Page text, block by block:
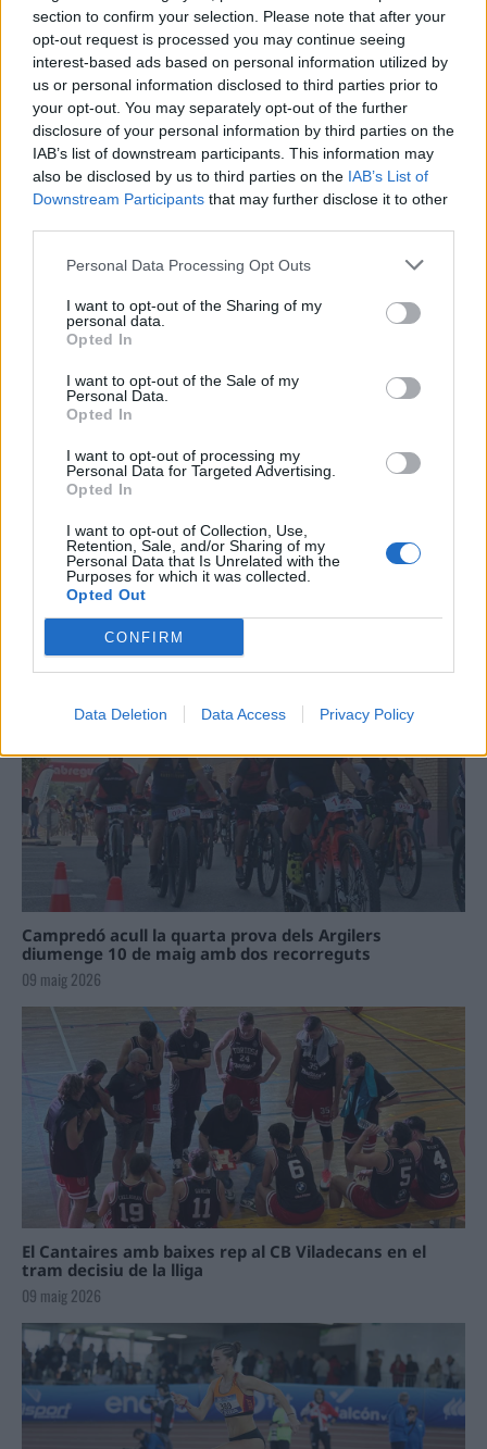
section to confirm your selection. Please note that after your
opt-out request is processed you may continue seeing
interest-based ads based on personal information utilized by
us or personal information disclosed to third parties prior to
your opt-out. You may separately opt-out of the further
disclosure of your personal information by third parties on the
IAB’s list of downstream participants. This information may
also be disclosed by us to third parties on the IAB’s List of
Downstream Participants that may further disclose it to other
Personal Data Processing Opt Outs
I want to opt-out of the Sharing of my
personal data.
Opted In
I want to opt-out of the Sale of my
Personal Data.
Opted In
I want to opt-out of processing my
Personal Data for Targeted Advertising.
Opted In
I want to opt-out of Collection, Use,
Retention, Sale, and/or Sharing of my
Personal Data that Is Unrelated with the
Purposes for which it was collected.
Opted Out
CONFIRM
Data Deletion Data Access Privacy Policy
enguany amb més modistes i gairebé
40 peces a concurs
31 de juliol de 2026
“L’eclipsi serà una oportunitat també
per a gaudir de les Festes Majors
d’Amposta”
31 de juliol de 2026
Carrega més
La Cursa de l’Aldea segona d’etiqueta d’or de la
Running Sèries Terres de l’Ebre
09 maig 2026
Campredó acull la quarta prova dels Argilers
diumenge 10 de maig amb dos recorreguts
09 maig 2026
El Cantaires amb baixes rep al CB Viladecans en el
tram decisiu de la lliga
09 maig 2026